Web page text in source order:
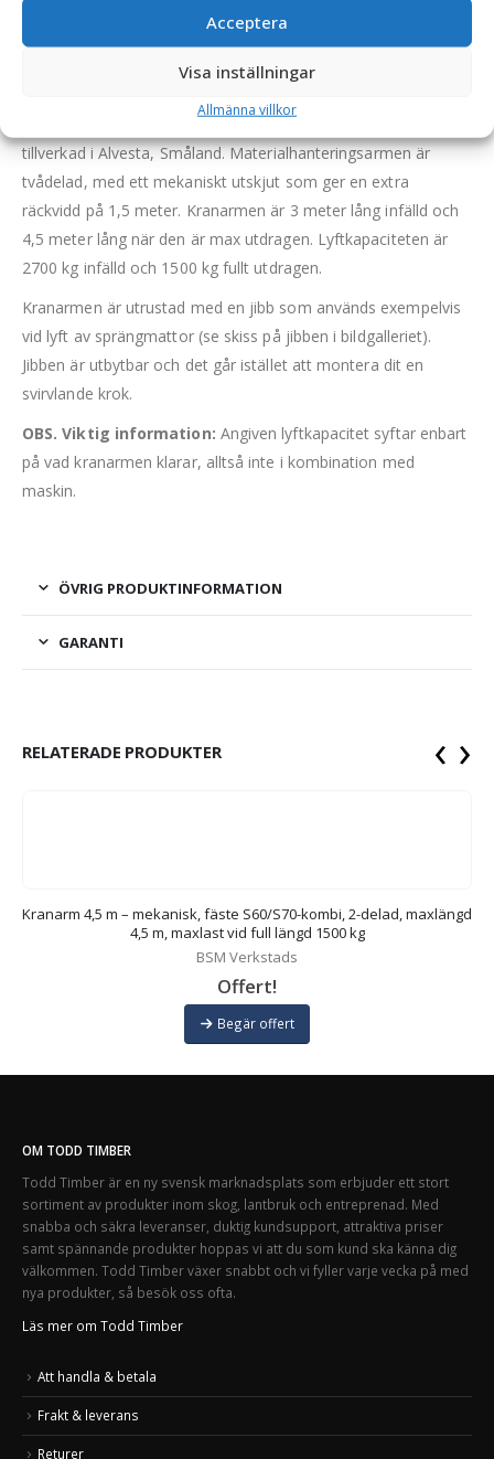
Acceptera
Visa inställningar
Allmänna villkor
maxlängd 4,5 m, maxlast vid full längd 1500 kg
tillverkad i Alvesta, Småland. Materialhanteringsarmen är
tvådelad, med ett mekaniskt utskjut som ger en extra
räckvidd på 1,5 meter. Kranarmen är 3 meter lång infälld och
4,5 meter lång när den är max utdragen. Lyftkapaciteten är
2700 kg infälld och 1500 kg fullt utdragen.
Kranarmen är utrustad med en jibb som används exempelvis
vid lyft av sprängmattor (se skiss på jibben i bildgalleriet).
Jibben är utbytbar och det går istället att montera dit en
svirvlande krok.
OBS. Viktig information: Angiven lyftkapacitet syftar enbart
på vad kranarmen klarar, alltså inte i kombination med
maskin.
ÖVRIG PRODUKTINFORMATION
GARANTI
RELATERADE PRODUKTER
Kranarm 4,5 m – mekanisk, fäste S60/S70-kombi, 2-delad, maxlängd
4,5 m, maxlast vid full längd 1500 kg
BSM Verkstads
Offert!
Begär offert
‹ ›
OM TODD TIMBER
Todd Timber är en ny svensk marknadsplats som erbjuder ett stort
sortiment av produkter inom skog, lantbruk och entreprenad. Med
snabba och säkra leveranser, duktig kundsupport, attraktiva priser
samt spännande produkter hoppas vi att du som kund ska känna dig
välkommen. Todd Timber växer snabbt och vi fyller varje vecka på med
nya produkter, så besök oss ofta.
Läs mer om Todd Timber
Att handla & betala
Frakt & leverans
Returer